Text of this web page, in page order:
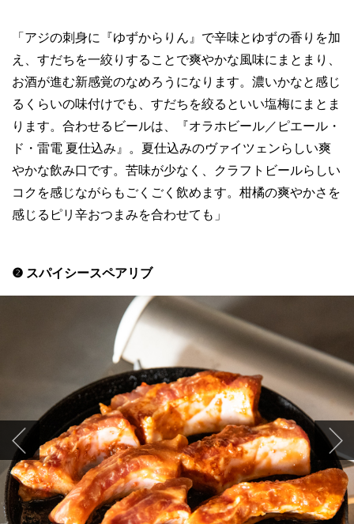
「アジの刺身に『ゆずからりん』で辛味とゆずの香りを加
え、すだちを一絞りすることで爽やかな風味にまとまり、
お酒が進む新感覚のなめろうになります。濃いかなと感じ
るくらいの味付けでも、すだちを絞るといい塩梅にまとま
ります。合わせるビールは、『オラホビール／ピエール・
ド・雷電 夏仕込み』。夏仕込みのヴァイツェンらしい爽
やかな飲み口です。苦味が少なく、クラフトビールらしい
コクを感じながらもごくごく飲めます。柑橘の爽やかさを
感じるピリ辛おつまみを合わせても」
❷ スパイシースペアリブ